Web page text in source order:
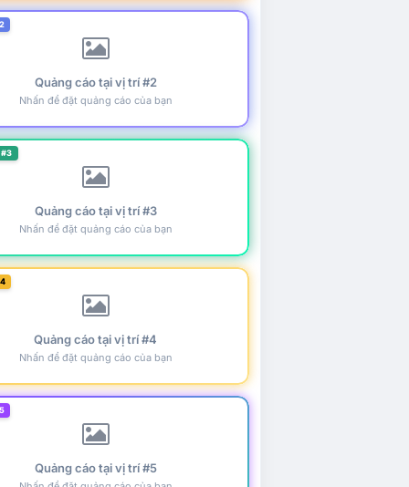
Quảng cáo tại vị trí #2
Nhấn để đặt quảng cáo của bạn
Quảng cáo tại vị trí #3
Nhấn để đặt quảng cáo của bạn
Quảng cáo tại vị trí #4
Nhấn để đặt quảng cáo của bạn
Quảng cáo tại vị trí #5